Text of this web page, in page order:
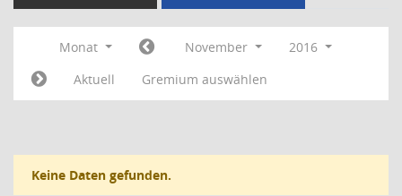
Monat November
2016
Aktuell
Gremium auswählen
Keine Daten gefunden.